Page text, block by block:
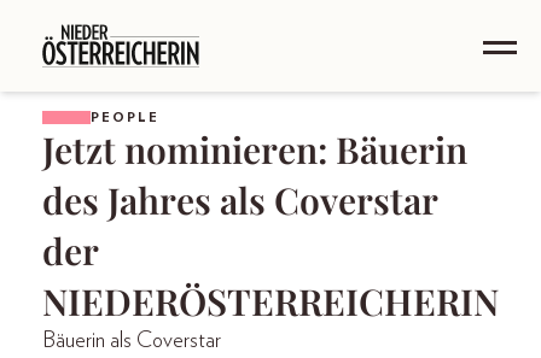
PEOPLE
Jetzt nominieren: Bäuerin
des Jahres als Coverstar
der
NIEDERÖSTERREICHERIN
Bäuerin als Coverstar